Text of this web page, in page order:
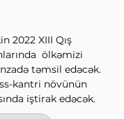
2022 XIII Qış
ölkəmizi
təmsil edəcək.
kantri növünün
iştirak edəcək.